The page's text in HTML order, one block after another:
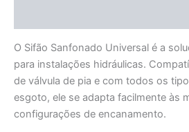
O Sifão Sanfonado Universal é a
para instalações hidráulicas.
de válvula de pia e com todos os
esgoto, ele se adapta facilmente às
configurações de encanamento.